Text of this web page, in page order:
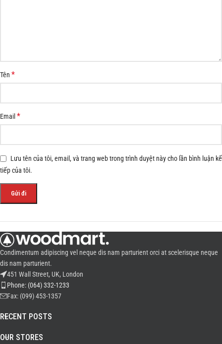
Tên *
Email *
Lưu tên của tôi, email, và trang web trong trình duyệt này cho lần bình luận kế
tiếp của tôi.
Condimentum adipiscing vel neque dis nam parturient orci at scelerisque neque
dis nam parturient.
451 Wall Street, UK, London
Phone: (064) 332-1233
Fax: (099) 453-1357
RECENT POSTS
OUR STORES